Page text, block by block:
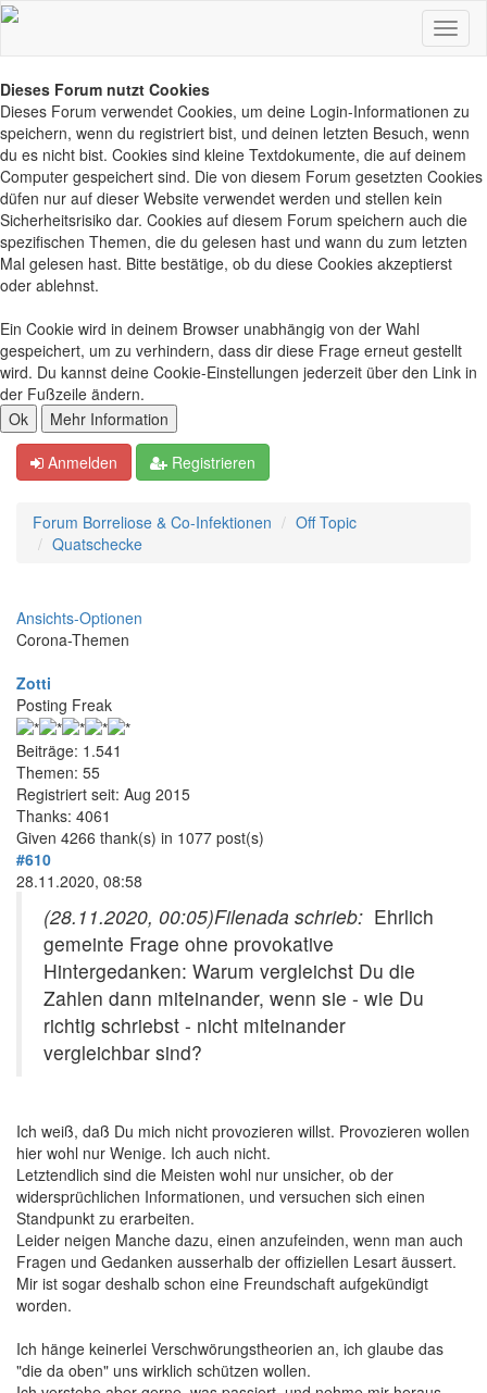
Dieses Forum nutzt Cookies
Dieses Forum verwendet Cookies, um deine Login-Informationen zu
speichern, wenn du registriert bist, und deinen letzten Besuch, wenn
du es nicht bist. Cookies sind kleine Textdokumente, die auf deinem
Computer gespeichert sind. Die von diesem Forum gesetzten Cookies
düfen nur auf dieser Website verwendet werden und stellen kein
Sicherheitsrisiko dar. Cookies auf diesem Forum speichern auch die
spezifischen Themen, die du gelesen hast und wann du zum letzten
Mal gelesen hast. Bitte bestätige, ob du diese Cookies akzeptierst
oder ablehnst.
Ein Cookie wird in deinem Browser unabhängig von der Wahl
gespeichert, um zu verhindern, dass dir diese Frage erneut gestellt
wird. Du kannst deine Cookie-Einstellungen jederzeit über den Link in
der Fußzeile ändern.
Anmelden Registrieren
Forum Borreliose & Co-Infektionen
Off Topic
Quatschecke
Ansichts-Optionen
Corona-Themen
Zotti
Posting Freak
Beiträge: 1.541
Themen: 55
Registriert seit: Aug 2015
Thanks: 4061
Given 4266 thank(s) in 1077 post(s)
#610
28.11.2020, 08:58
(28.11.2020, 00:05)Filenada schrieb: Ehrlich
gemeinte Frage ohne provokative
Hintergedanken: Warum vergleichst Du die
Zahlen dann miteinander, wenn sie - wie Du
richtig schriebst - nicht miteinander
vergleichbar sind?
Ich weiß, daß Du mich nicht provozieren willst. Provozieren wollen
hier wohl nur Wenige. Ich auch nicht.
Letztendlich sind die Meisten wohl nur unsicher, ob der
widersprüchlichen Informationen, und versuchen sich einen
Standpunkt zu erarbeiten.
Leider neigen Manche dazu, einen anzufeinden, wenn man auch
Fragen und Gedanken ausserhalb der offiziellen Lesart äussert.
Mir ist sogar deshalb schon eine Freundschaft aufgekündigt
worden.
Ich hänge keinerlei Verschwörungstheorien an, ich glaube das
"die da oben" uns wirklich schützen wollen.